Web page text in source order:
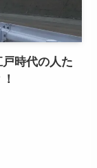
時代の人た